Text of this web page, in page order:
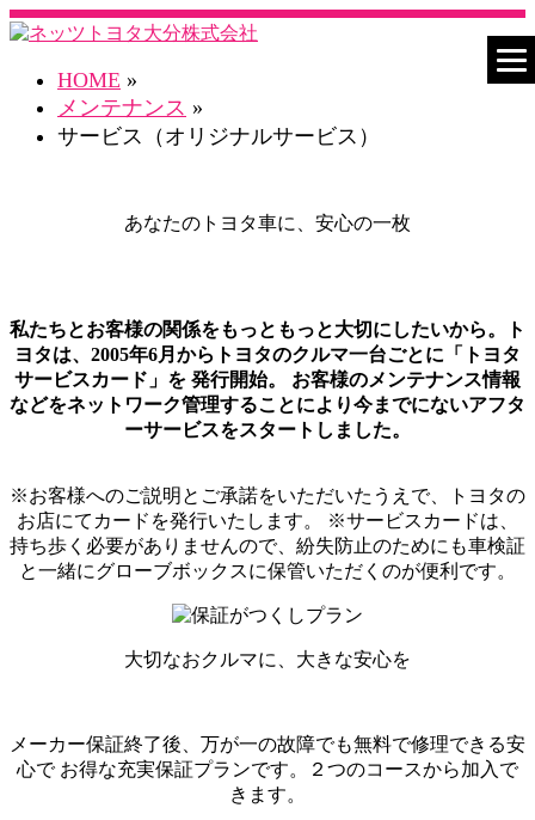
HOME »
メンテナンス »
サービス（オリジナルサービス）
あなたのトヨタ車に、安心の一枚
私たちとお客様の関係をもっともっと大切にしたいから。ト
ヨタは、2005年6月からトヨタのクルマ一台ごとに「トヨタ
サービスカード」を 発行開始。 お客様のメンテナンス情報
などをネットワーク管理することにより今までにないアフタ
ーサービスをスタートしました。
※お客様へのご説明とご承諾をいただいたうえで、トヨタの
お店にてカードを発行いたします。 ※サービスカードは、
持ち歩く必要がありませんので、紛失防止のためにも車検証
と一緒にグローブボックスに保管いただくのが便利です。
大切なおクルマに、大きな安心を
メーカー保証終了後、万が一の故障でも無料で修理できる安
心で お得な充実保証プランです。２つのコースから加入で
きます。